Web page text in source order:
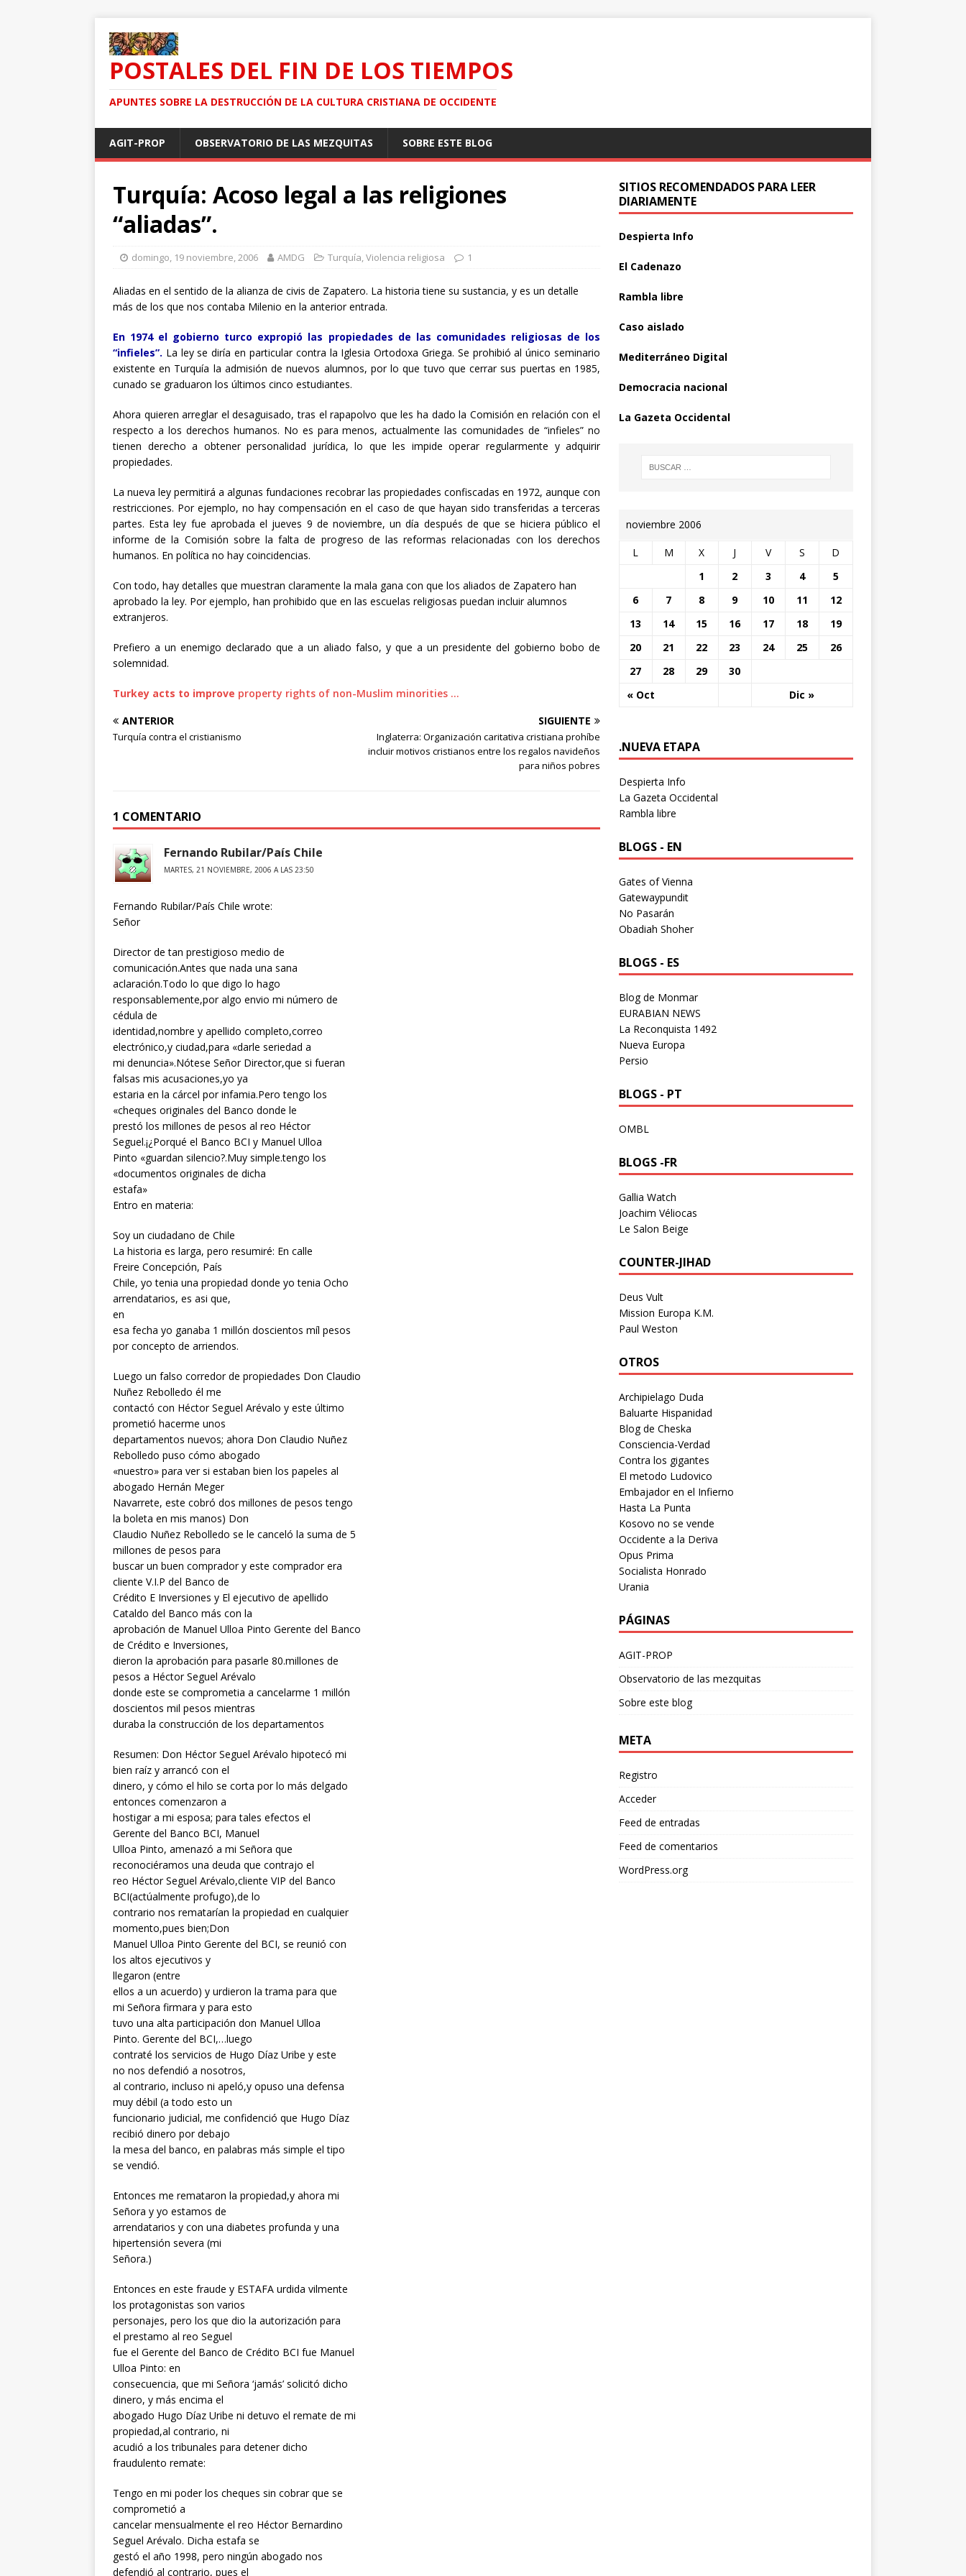
POSTALES DEL FIN DE LOS TIEMPOS
APUNTES SOBRE LA DESTRUCCIÓN DE LA CULTURA CRISTIANA DE OCCIDENTE
AGIT-PROP OBSERVATORIO DE LAS MEZQUITAS SOBRE ESTE BLOG
Turquía: Acoso legal a las religiones
“aliadas”.
domingo, 19 noviembre, 2006 AMDG Turquía,Violencia religiosa 1
Aliadas en el sentido de la alianza de civis de Zapatero. La historia tiene su sustancia, y es un detalle
más de los que nos contaba Milenio en la anterior entrada.
En 1974 el gobierno turco expropió las propiedades de las comunidades religiosas de los
“infieles”. La ley se diría en particular contra la Iglesia Ortodoxa Griega. Se prohibió al único seminario
existente en Turquía la admisión de nuevos alumnos, por lo que tuvo que cerrar sus puertas en 1985,
cunado se graduaron los últimos cinco estudiantes.
Ahora quieren arreglar el desaguisado, tras el rapapolvo que les ha dado la Comisión en relación con el
respecto a los derechos humanos. No es para menos, actualmente las comunidades de “infieles” no
tienen derecho a obtener personalidad jurídica, lo que les impide operar regularmente y adquirir
propiedades.
La nueva ley permitirá a algunas fundaciones recobrar las propiedades confiscadas en 1972, aunque con
restricciones. Por ejemplo, no hay compensación en el caso de que hayan sido transferidas a terceras
partes. Esta ley fue aprobada el jueves 9 de noviembre, un día después de que se hiciera público el
informe de la Comisión sobre la falta de progreso de las reformas relacionadas con los derechos
humanos. En política no hay coincidencias.
Con todo, hay detalles que muestran claramente la mala gana con que los aliados de Zapatero han
aprobado la ley. Por ejemplo, han prohibido que en las escuelas religiosas puedan incluir alumnos
extranjeros.
Prefiero a un enemigo declarado que a un aliado falso, y que a un presidente del gobierno bobo de
solemnidad.
Turkey acts to improve property rights of non-Muslim minorities …
ANTERIOR
Turquía contra el cristianismo
SIGUIENTE
Inglaterra: Organización caritativa cristiana prohíbe
incluir motivos cristianos entre los regalos navideños
para niños pobres
1 COMENTARIO
Fernando Rubilar/País Chile
MARTES, 21 NOVIEMBRE, 2006 A LAS 23:50
Fernando Rubilar/País Chile wrote:
Señor
Director de tan prestigioso medio de
comunicación.Antes que nada una sana
aclaración.Todo lo que digo lo hago
responsablemente,por algo envio mi número de
cédula de
identidad,nombre y apellido completo,correo
electrónico,y ciudad,para «darle seriedad a
mi denuncia».Nótese Señor Director,que si fueran
falsas mis acusaciones,yo ya
estaria en la cárcel por infamia.Pero tengo los
«cheques originales del Banco donde le
prestó los millones de pesos al reo Héctor
Seguel.¡¿Porqué el Banco BCI y Manuel Ulloa
Pinto «guardan silencio?.Muy simple.tengo los
«documentos originales de dicha
estafa»
Entro en materia:
Soy un ciudadano de Chile
La historia es larga, pero resumiré: En calle
Freire Concepción, País
Chile, yo tenia una propiedad donde yo tenia Ocho
arrendatarios, es asi que,
en
esa fecha yo ganaba 1 millón doscientos míl pesos
por concepto de arriendos.
Luego un falso corredor de propiedades Don Claudio
Nuñez Rebolledo él me
contactó con Héctor Seguel Arévalo y este último
prometió hacerme unos
departamentos nuevos; ahora Don Claudio Nuñez
Rebolledo puso cómo abogado
«nuestro» para ver si estaban bien los papeles al
abogado Hernán Meger
Navarrete, este cobró dos millones de pesos tengo
la boleta en mis manos) Don
Claudio Nuñez Rebolledo se le canceló la suma de 5
millones de pesos para
buscar un buen comprador y este comprador era
cliente V.I.P del Banco de
Crédito E Inversiones y El ejecutivo de apellido
Cataldo del Banco más con la
aprobación de Manuel Ulloa Pinto Gerente del Banco
de Crédito e Inversiones,
dieron la aprobación para pasarle 80.millones de
pesos a Héctor Seguel Arévalo
donde este se comprometia a cancelarme 1 millón
doscientos mil pesos mientras
duraba la construcción de los departamentos
Resumen: Don Héctor Seguel Arévalo hipotecó mi
bien raíz y arrancó con el
dinero, y cómo el hilo se corta por lo más delgado
entonces comenzaron a
hostigar a mi esposa; para tales efectos el
Gerente del Banco BCI, Manuel
Ulloa Pinto, amenazó a mi Señora que
reconociéramos una deuda que contrajo el
reo Héctor Seguel Arévalo,cliente VIP del Banco
BCI(actúalmente profugo),de lo
contrario nos rematarían la propiedad en cualquier
momento,pues bien;Don
Manuel Ulloa Pinto Gerente del BCI, se reunió con
los altos ejecutivos y
llegaron (entre
ellos a un acuerdo) y urdieron la trama para que
mi Señora firmara y para esto
tuvo una alta participación don Manuel Ulloa
Pinto. Gerente del BCI,…luego
contraté los servicios de Hugo Díaz Uribe y este
no nos defendió a nosotros,
al contrario, incluso ni apeló,y opuso una defensa
muy débil (a todo esto un
funcionario judicial, me confidenció que Hugo Díaz
recibió dinero por debajo
la mesa del banco, en palabras más simple el tipo
se vendió.
Entonces me remataron la propiedad,y ahora mi
Señora y yo estamos de
arrendatarios y con una diabetes profunda y una
hipertensión severa (mi
Señora.)
Entonces en este fraude y ESTAFA urdida vilmente
los protagonistas son varios
personajes, pero los que dio la autorización para
el prestamo al reo Seguel
fue el Gerente del Banco de Crédito BCI fue Manuel
Ulloa Pinto: en
consecuencia, que mi Señora ‘jamás’ solicitó dicho
dinero, y más encima el
abogado Hugo Díaz Uribe ni detuvo el remate de mi
propiedad,al contrario, ni
acudió a los tribunales para detener dicho
fraudulento remate:
Tengo en mi poder los cheques sin cobrar que se
comprometió a
cancelar mensualmente el reo Héctor Bernardino
Seguel Arévalo. Dicha estafa se
gestó el año 1998, pero ningún abogado nos
defendió al contrario, pues el
SITIOS RECOMENDADOS PARA LEER
DIARIAMENTE
Despierta Info
El Cadenazo
Rambla libre
Caso aislado
Mediterráneo Digital
Democracia nacional
La Gazeta Occidental
noviembre 2006
L M X J V S D
« Oct Dic »
1 2 3 4
5
6
7 8 9 10 11
12
13
14 15 16 17 18
19
20
21 22 23 24 25
26
27
28 29 30
.NUEVA ETAPA
Despierta Info
La Gazeta Occidental
Rambla libre
BLOGS - EN
Gates of Vienna
Gatewaypundit
No Pasarán
Obadiah Shoher
BLOGS - ES
Blog de Monmar
EURABIAN NEWS
La Reconquista 1492
Nueva Europa
Persio
BLOGS - PT
OMBL
BLOGS -FR
Gallia Watch
Joachim Véliocas
Le Salon Beige
COUNTER-JIHAD
Deus Vult
Mission Europa K.M.
Paul Weston
OTROS
Archipielago Duda
Baluarte Hispanidad
Blog de Cheska
Consciencia-Verdad
Contra los gigantes
El metodo Ludovico
Embajador en el Infierno
Hasta La Punta
Kosovo no se vende
Occidente a la Deriva
Opus Prima
Socialista Honrado
Urania
PÁGINAS
AGIT-PROP
Observatorio de las mezquitas
Sobre este blog
META
Registro
Acceder
Feed de entradas
Feed de comentarios
WordPress.org